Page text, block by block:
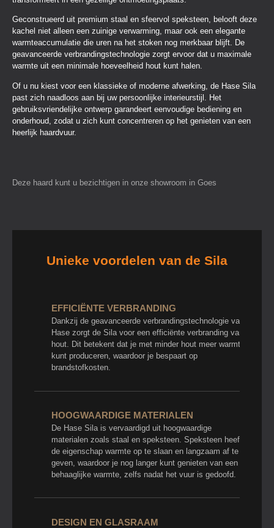
Geconstrueerd uit premium staal en sfeervol speksteen, belooft deze
kachel niet alleen een zuinige verwarming, maar ook een elegante
warmteaccumulatie die uren na het stoken nog merkbaar blijft. De
geavanceerde verbrandingstechnologie zorgt ervoor dat u maximale
warmte uit een minimale hoeveelheid hout kunt halen.
Of u nu kiest voor een klassieke of moderne afwerking, de Hase Sila
past zich naadloos aan bij uw persoonlijke interieurstijl. Het
gebruiksvriendelijke ontwerp garandeert eenvoudige bediening en
onderhoud, zodat u zich kunt concentreren op het genieten van een
heerlijk haardvuur.
Deze haard kunt u bezichtigen in onze showroom in Goes
Unieke voordelen van de Sila
EFFICIËNTE VERBRANDING
Dankzij de geavanceerde verbrandingstechnologie van
Hase zorgt de Sila voor een efficiënte verbranding van
hout. Dit betekent dat je met minder hout meer warmte
kunt produceren, waardoor je bespaart op
brandstofkosten.
HOOGWAARDIGE MATERIALEN
De Hase Sila is vervaardigd uit hoogwaardige
materialen zoals staal en speksteen. Speksteen heeft
de eigenschap warmte op te slaan en langzaam af te
geven, waardoor je nog langer kunt genieten van een
behaaglijke warmte, zelfs nadat het vuur is gedoofd.
DESIGN EN GLASRAAM